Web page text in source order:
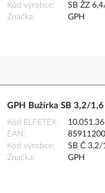
Kód výrobce
SB ŽZ
Značka
GPH
GPH Bužírka SB 3,2/
Kód ELFETEX
EAN
Kód výrobce
SB Č 3,2/
Značka
GPH